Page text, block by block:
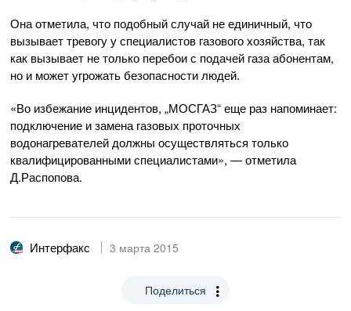
Она отметила, что подобный случай не единичный, что
вызывает тревогу у специалистов газового хозяйства, так
как вызывает не только перебои с подачей газа абонентам,
но и может угрожать безопасности людей.
«Во избежание инцидентов, „МОСГАЗ“ еще раз напоминает:
подключение и замена газовых проточных
водонагревателей должны осуществляться только
квалифицированными специалистами», — отметила
Д.Распопова.
Интерфакс 3 марта 2015
Поделиться